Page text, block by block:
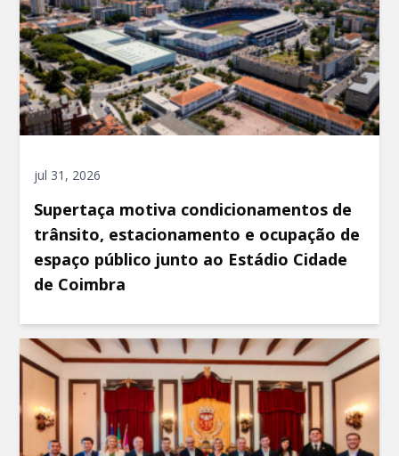
jul 31, 2026
Supertaça motiva condicionamentos de
trânsito, estacionamento e ocupação de
espaço público junto ao Estádio Cidade
de Coimbra